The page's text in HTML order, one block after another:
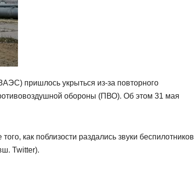
пришлось укрыться из-за повторного
обороны (ПВО). Об этом 31 мая
как поблизости раздались звуки беспилотников
Twitter).